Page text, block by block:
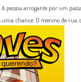
pessoa arrogante por um
chance. O menino de rua,